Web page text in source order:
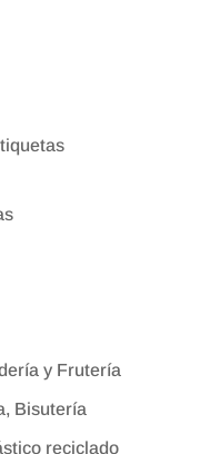
y Frutería
Bisutería
reciclado